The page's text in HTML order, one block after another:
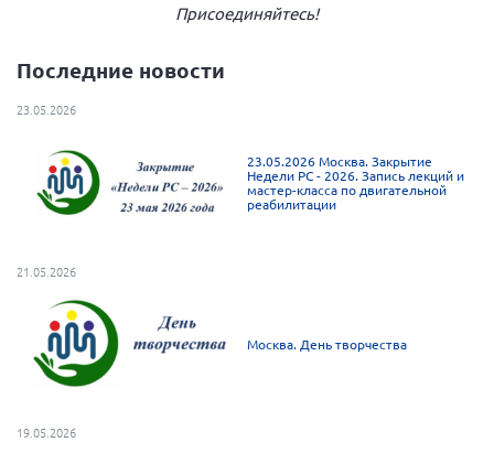
Калининградская область
Кировская область
Красноярский край
Липецкая область
г. Москва
Московская область
Мурманская область
Нижегородская область
Новосибирская область
Присоединяйтесь!
Последние новости
23.05.2026
23.05.2026 Москва. Закрытие
Недели РС - 2026. Запись лекций и
мастер-класса по двигательной
реабилитации
21.05.2026
Москва. День творчества
19.05.2026